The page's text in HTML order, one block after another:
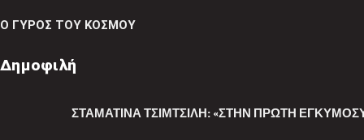
Ο ΓΥΡΟΣ ΤΟΥ ΚΟΣΜΟΥ
Δημοφιλή
ΣΤΑΜΑΤΊΝΑ ΤΣΙΜΤΣΙΛΉ: «ΣΤΗΝ ΠΡΏΤΗ